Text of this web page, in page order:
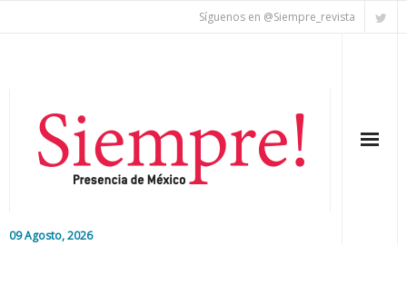
Síguenos en @Siempre_revista
09 Agosto, 2026